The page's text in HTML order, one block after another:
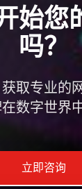
始您
吗？
取专业的
数字世界
立即咨询